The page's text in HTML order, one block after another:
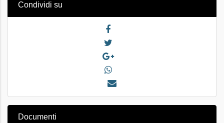
Condividi su
Documenti